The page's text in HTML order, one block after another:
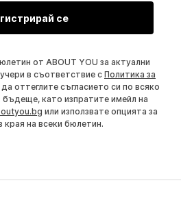
се
от ABOUT YOU за актуални
в съответствие с Политика за
оттеглите съгласието си по всяко
бъдеще, като изпратите имейл на
или използвате опцията за
края на всеки бюлетин.